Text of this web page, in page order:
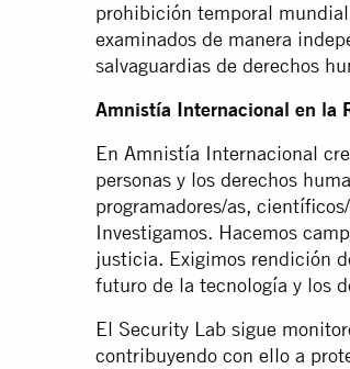
prohibición temporal
examinados de manera
salvaguardias de derechos
Amnistía Internacional en la
En Amnistía Internacional
personas y los derechos
programadores/as,
Investigamos. Hacemos
justicia. Exigimos rendición
futuro de la tecnología y los
El Security Lab sigue
contribuyendo con ello a